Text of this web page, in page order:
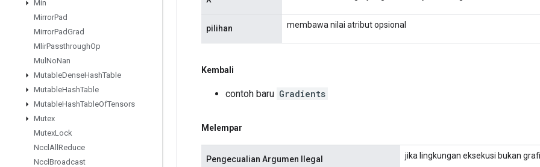
Min
MirrorPad
MirrorPadGrad
MlirPassthroughOp
Mul NoNan
MutableDenseHashTable
MutableHashTable
MutableHashTableOfTensors
Mutex
MutexLock
Nccl All Reduce
Nccl Broadcast
pilihan membawa nilai atribut opsional
Kembali
contoh baru Gradients
Melempar
Pengecualian Argumen Ilegal jika lingkungan eksekusi bukan